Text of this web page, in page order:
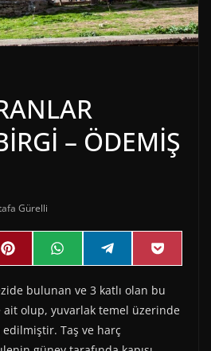
– ÖDEMİŞ
Gürelli
Share
on
P
i
t
e
r
e
s
Share
on
W
h
t
s
A
p
p
Share
on
e
e
g
r
a
m
Share
on
P
o
k
e
t
bulunan ve 3 katlı olan bu
ait olup, yuvarlak temel üzerinde
Taş ve harç